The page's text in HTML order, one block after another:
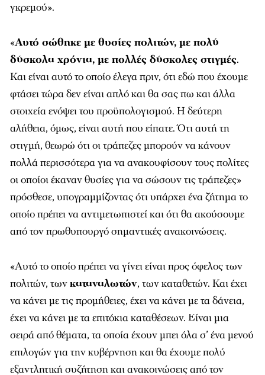
γκρεμού».
«Αυτό σώθηκε με θυσίες πολιτών, με πολύ
δύσκολα χρόνια, με πολλές δύσκολες στιγμές.
Και είναι αυτό το οποίο έλεγα πριν, ότι εδώ που έχουμε
φτάσει τώρα δεν είναι απλό και θα σας πω και άλλα
στοιχεία ενόψει του προϋπολογισμού. Η δεύτερη
αλήθεια, όμως, είναι αυτή που είπατε. Ότι αυτή τη
στιγμή, θεωρώ ότι οι τράπεζες μπορούν να κάνουν
πολλά περισσότερα για να ανακουφίσουν τους πολίτες
οι οποίοι έκαναν θυσίες για να σώσουν τις τράπεζες»
πρόσθεσε, υπογραμμίζοντας ότι υπάρχει ένα ζήτημα το
οποίο πρέπει να αντιμετωπιστεί και ότι θα ακούσουμε
από τον πρωθυπουργό σημαντικές ανακοινώσεις.
«Αυτό το οποίο πρέπει να γίνει είναι προς όφελος των
πολιτών, τωνκαταναλωτών, των καταθετών. Και έχει
να κάνει με τις προμήθειες, έχει να κάνει με τα δάνεια,
έχει να κάνει με τα επιτόκια καταθέσεων. Είναι μια
σειρά από θέματα, τα οποία έχουν μπει όλα σ’ ένα μενού
επιλογών για την κυβέρνηση και θα έχουμε πολύ
εξαντλητική συζήτηση και ανακοινώσεις από τον